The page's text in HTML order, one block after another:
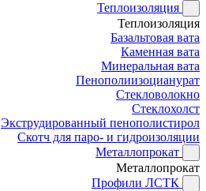
Теплоизоляция
Теплоизоляция
Базальтовая вата
Каменная вата
Минеральная вата
Пенополиизоцианурат
Стекловолокно
Стеклохолст
Экструдированный пенополистирол
Скотч для паро- и гидроизоляции
Металлопрокат
Металлопрокат
Профили ЛСТК